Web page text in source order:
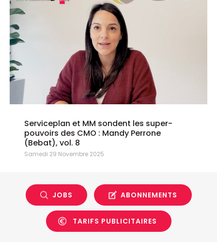
Serviceplan et MM sondent les super-
pouvoirs des CMO : Mandy Perrone
(Bebat), vol. 8
Samedi 29 Novembre 2025
JOBS ABONNEMENTS
TARIFS PUBLICITAIRES